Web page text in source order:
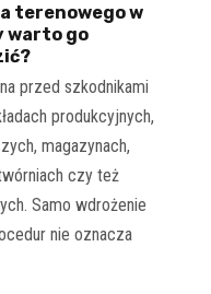
terenowego w
warto go
przed szkodnikami
produkcyjnych,
magazynach,
czy też
Samo wdrożenie
nie oznacza